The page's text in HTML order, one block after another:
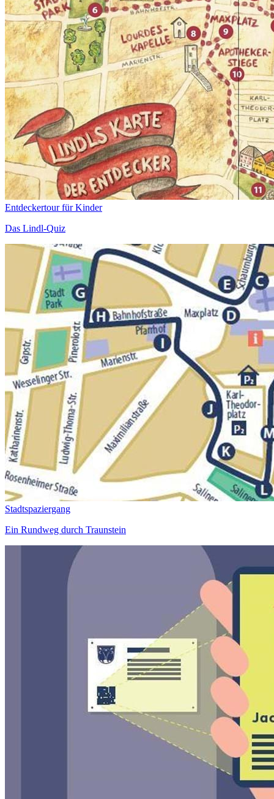
Entdeckertour für Kinder
Das Lindl-Quiz
Stadtspaziergang
Ein Rundweg durch Traunstein